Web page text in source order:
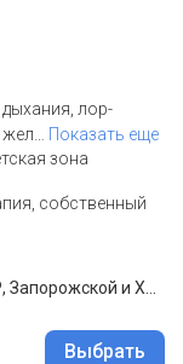
лор-
жел
Показать еще
зона
собственный
Выбрать